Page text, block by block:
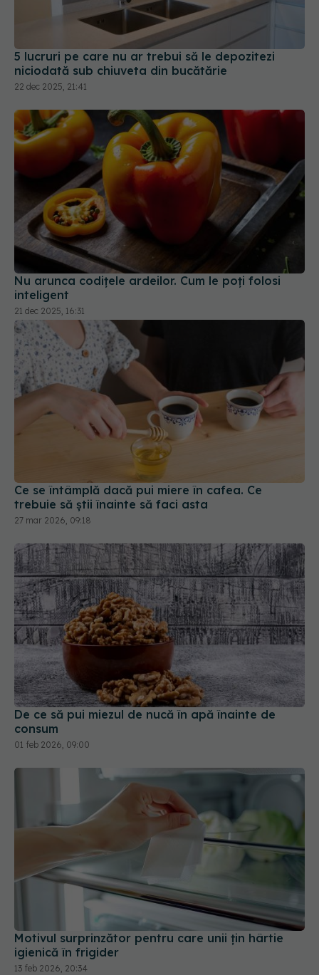
5 lucruri pe care nu ar trebui să le depozitezi
niciodată sub chiuveta din bucătărie
22 dec 2025, 21:41
Nu arunca codițele ardeilor. Cum le poți folosi
inteligent
21 dec 2025, 16:31
Ce se întâmplă dacă pui miere în cafea. Ce
trebuie să știi înainte să faci asta
27 mar 2026, 09:18
De ce să pui miezul de nucă în apă înainte de
consum
01 feb 2026, 09:00
Motivul surprinzător pentru care unii țin hârtie
igienică în frigider
13 feb 2026, 20:34